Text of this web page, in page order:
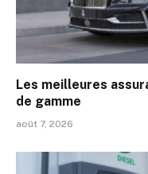
Les meilleures
de gamme
août 7, 2026